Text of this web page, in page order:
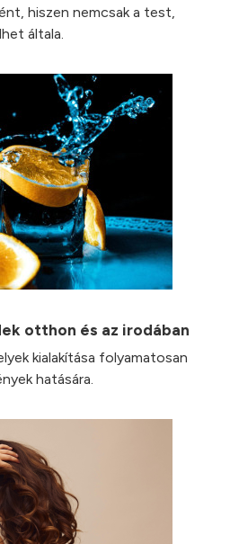
hiszen nemcsak a test,
általa.
otthon és az irodában
kialakítása folyamatosan
hatására.